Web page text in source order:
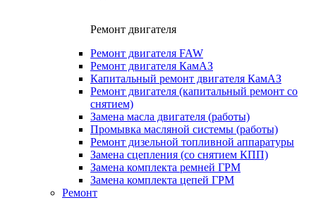
Ремонт двигателя
Ремонт двигателя FAW
Ремонт двигателя КамАЗ
Капитальный ремонт двигателя КамАЗ
Ремонт двигателя (капитальный ремонт со
снятием)
Замена масла двигателя (работы)
Промывка масляной системы (работы)
Ремонт дизельной топливной аппаратуры
Замена сцепления (со снятием КПП)
Замена комплекта ремней ГРМ
Замена комплекта цепей ГРМ
Ремонт